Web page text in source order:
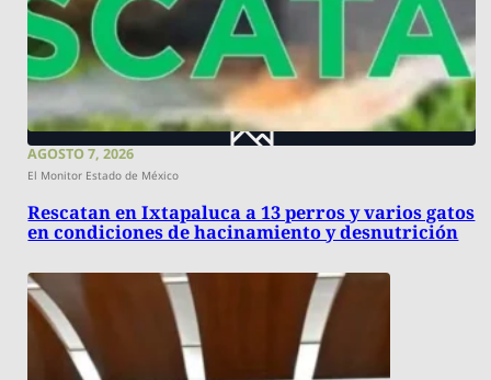
AGOSTO 7, 2026
El Monitor Estado de México
Rescatan en Ixtapaluca a 13 perros y varios gatos
en condiciones de hacinamiento y desnutrición